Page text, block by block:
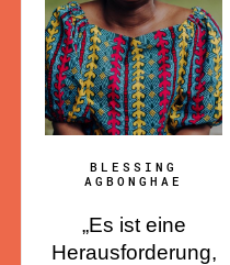
BLESSING
AGBONGHAE
„Es ist eine
Herausforderung,